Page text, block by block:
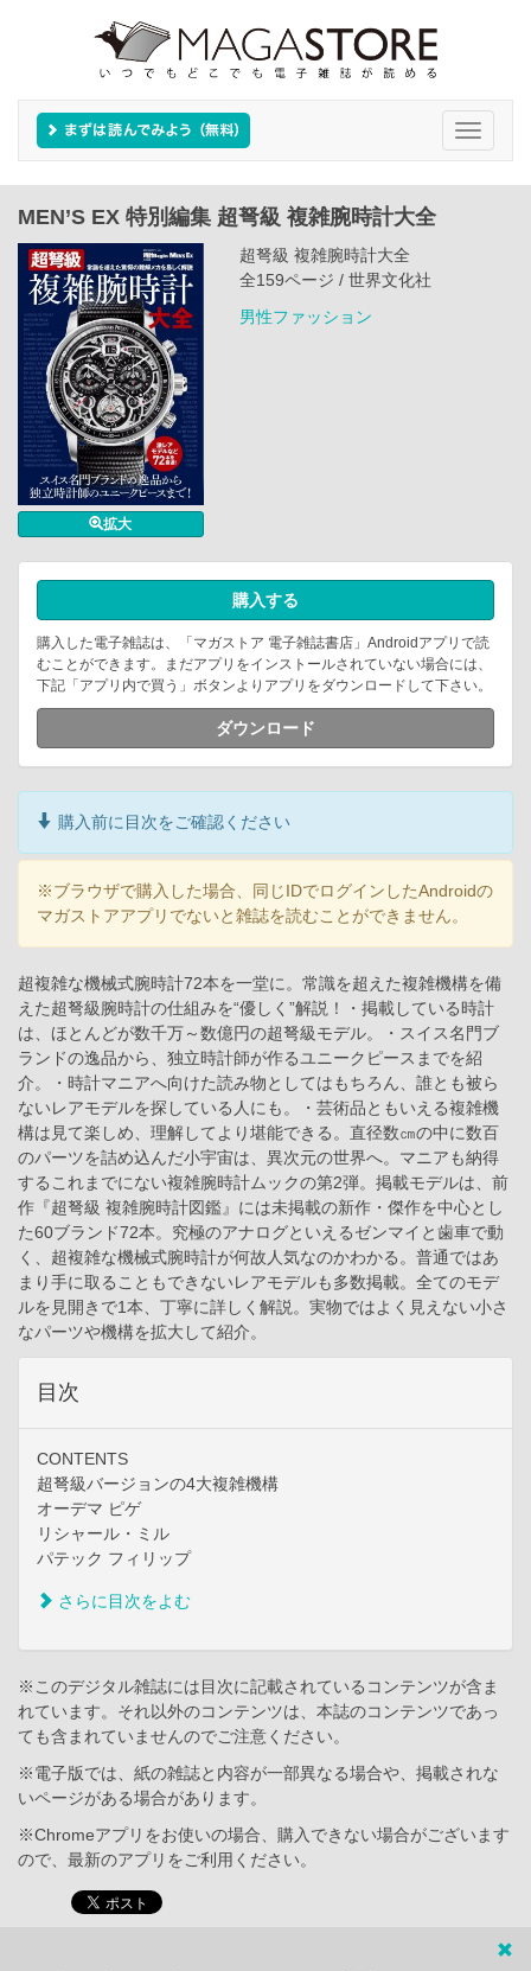
Toggle
MEN’S EX 特別編集 超弩級 複雑腕時計大全
拡大
超弩級 複雑腕時計大全
全159ページ / 世界文化社
男性ファッション
購入する
購入した電子雑誌は、「マガストア 電子雑誌書店」Androidアプリで読
むことができます。まだアプリをインストールされていない場合には、
下記「アプリ内で買う」ボタンよりアプリをダウンロードして下さい。
ダウンロード
購入前に目次をご確認ください
※ブラウザで購入した場合、同じIDでログインしたAndroidの
マガストアアプリでないと雑誌を読むことができません。
超複雑な機械式腕時計72本を一堂に。常識を超えた複雑機構を備
えた超弩級腕時計の仕組みを“優しく”解説！・掲載している時計
は、ほとんどが数千万～数億円の超弩級モデル。・スイス名門ブ
ランドの逸品から、独立時計師が作るユニークピースまでを紹
介。・時計マニアへ向けた読み物としてはもちろん、誰とも被ら
ないレアモデルを探している人にも。・芸術品ともいえる複雑機
構は見て楽しめ、理解してより堪能できる。直径数㎝の中に数百
のパーツを詰め込んだ小宇宙は、異次元の世界へ。マニアも納得
するこれまでにない複雑腕時計ムックの第2弾。掲載モデルは、前
作『超弩級 複雑腕時計図鑑』には未掲載の新作・傑作を中心とし
た60ブランド72本。究極のアナログといえるゼンマイと歯車で動
く、超複雑な機械式腕時計が何故人気なのかわかる。普通ではあ
まり手に取ることもできないレアモデルも多数掲載。全てのモデ
ルを見開きで1本、丁寧に詳しく解説。実物ではよく見えない小さ
なパーツや機構を拡大して紹介。
目次
CONTENTS
超弩級バージョンの4大複雑機構
オーデマ ピゲ
リシャール・ミル
パテック フィリップ
さらに目次をよむ
※このデジタル雑誌には目次に記載されているコンテンツが含ま
れています。それ以外のコンテンツは、本誌のコンテンツであっ
ても含まれていませんのでご注意ください。
※電子版では、紙の雑誌と内容が一部異なる場合や、掲載されな
いページがある場合があります。
※Chromeアプリをお使いの場合、購入できない場合がございます
ので、最新のアプリをご利用ください。